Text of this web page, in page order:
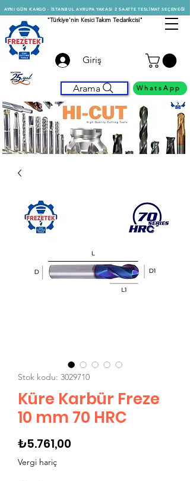
AYNI GÜN KARGO - İSTANBUL AVRUPA YAKASI 2 SAATTE TESLİMAT SEÇENEĞİ
"Türkiye'nin KesiciTakım Tedarikcisi"
Giriş
Arama WhatsApp
Stok kodu: 3029710
Küre Karbür Freze
10 mm 70 HRC
₺5.761,00
Vergi hariç